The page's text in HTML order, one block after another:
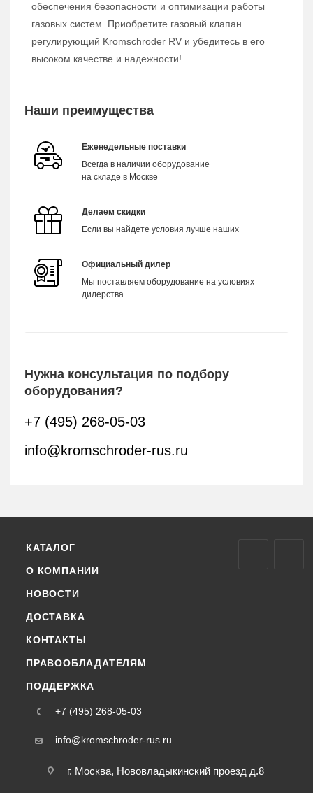
обеспечения безопасности и оптимизации работы
газовых систем. Приобретите газовый клапан
регулирующий Kromschroder RV и убедитесь в его
высоком качестве и надежности!
Наши преимущества
Еженедельные поставки
Всегда в наличии оборудование
на складе в Москве
Делаем скидки
Если вы найдете условия лучше наших
Официальный дилер
Мы поставляем оборудование на условиях
дилерства
Нужна консультация по подбору
оборудования?
+7 (495) 268-05-03
info@kromschroder-rus.ru
КАТАЛОГ
О КОМПАНИИ
НОВОСТИ
ДОСТАВКА
КОНТАКТЫ
ПРАВООБЛАДАТЕЛЯМ
ПОДДЕРЖКА
+7 (495) 268-05-03
info@kromschroder-rus.ru
г. Москва, Нововладыкинский проезд д.8